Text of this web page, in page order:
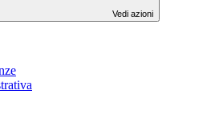
Vedi azioni